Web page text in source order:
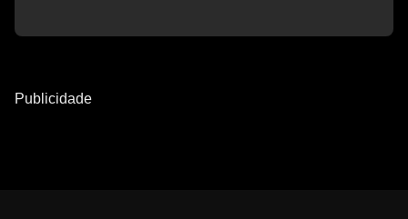
Publicidade